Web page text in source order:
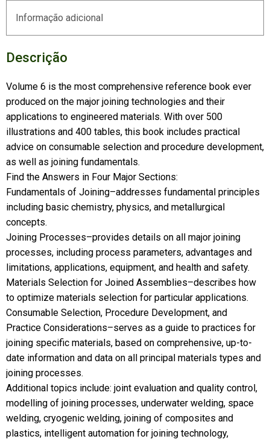
Informação adicional
Descrição
Volume 6 is the most comprehensive reference book ever
produced on the major joining technologies and their
applications to engineered materials. With over 500
illustrations and 400 tables, this book includes practical
advice on consumable selection and procedure development,
as well as joining fundamentals.
Find the Answers in Four Major Sections:
Fundamentals of Joining–addresses fundamental principles
including basic chemistry, physics, and metallurgical
concepts.
Joining Processes–provides details on all major joining
processes, including process parameters, advantages and
limitations, applications, equipment, and health and safety.
Materials Selection for Joined Assemblies–describes how
to optimize materials selection for particular applications.
Consumable Selection, Procedure Development, and
Practice Considerations–serves as a guide to practices for
joining specific materials, based on comprehensive, up-to-
date information and data on all principal materials types and
joining processes.
Additional topics include: joint evaluation and quality control,
modelling of joining processes, underwater welding, space
welding, cryogenic welding, joining of composites and
plastics, intelligent automation for joining technology,